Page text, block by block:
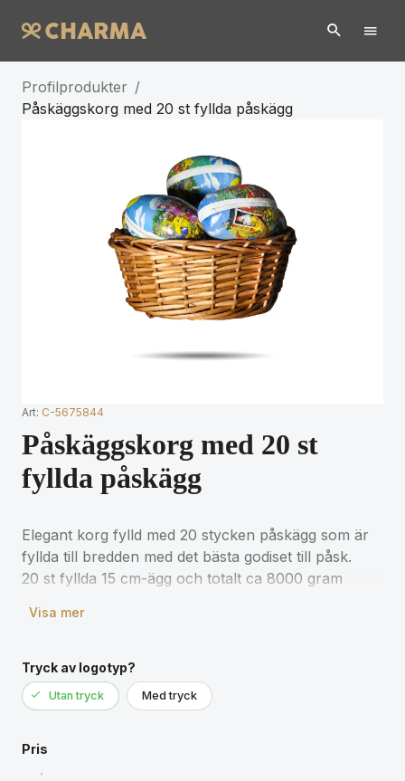
Profilprodukter /
Påskäggskorg med 20 st fyllda påskägg
Art: C-5675844
Påskäggskorg med 20 st
fyllda påskägg
Elegant korg fylld med 20 stycken påskägg som är
fyllda till bredden med det bästa godiset till påsk.
20 st fyllda 15 cm-ägg och totalt ca 8000 gram
Visa mer
Tryck av logotyp?
Utan tryck Med tryck
Pris